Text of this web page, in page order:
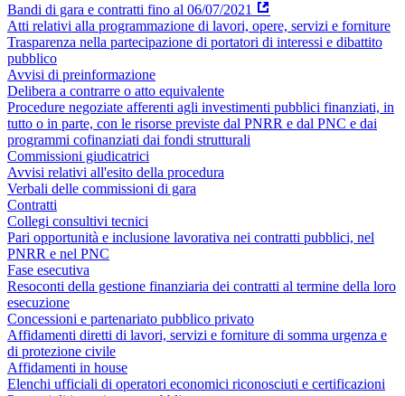
Bandi di gara e contratti fino al 06/07/2021
Atti relativi alla programmazione di lavori, opere, servizi e forniture
Trasparenza nella partecipazione di portatori di interessi e dibattito
pubblico
Avvisi di preinformazione
Delibera a contrarre o atto equivalente
Procedure negoziate afferenti agli investimenti pubblici finanziati, in
tutto o in parte, con le risorse previste dal PNRR e dal PNC e dai
programmi cofinanziati dai fondi strutturali
Commissioni giudicatrici
Avvisi relativi all'esito della procedura
Verbali delle commissioni di gara
Contratti
Collegi consultivi tecnici
Pari opportunità e inclusione lavorativa nei contratti pubblici, nel
PNRR e nel PNC
Fase esecutiva
Resoconti della gestione finanziaria dei contratti al termine della loro
esecuzione
Concessioni e partenariato pubblico privato
Affidamenti diretti di lavori, servizi e forniture di somma urgenza e
di protezione civile
Affidamenti in house
Elenchi ufficiali di operatori economici riconosciuti e certificazioni